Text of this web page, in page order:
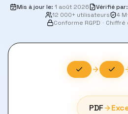
Mis à jour le: 1 août 2026 Vérifié par:
12 000+ utilisateurs
4
Conforme RGPD · Chiffré
PDF